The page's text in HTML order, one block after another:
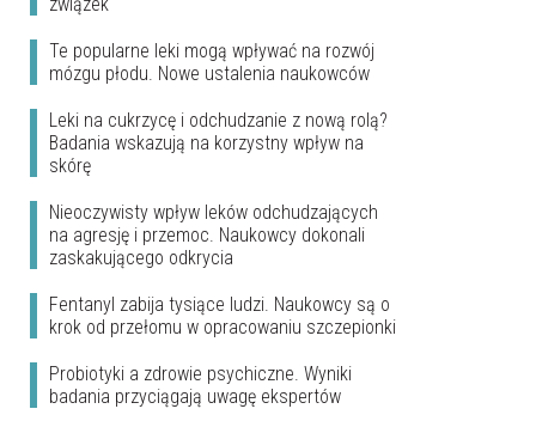
Te popularne leki mogą wpływać na rozwój
mózgu płodu. Nowe ustalenia naukowców
Leki na cukrzycę i odchudzanie z nową rolą?
Badania wskazują na korzystny wpływ na
skórę
Nieoczywisty wpływ leków odchudzających
na agresję i przemoc. Naukowcy dokonali
zaskakującego odkrycia
Fentanyl zabija tysiące ludzi. Naukowcy są o
krok od przełomu w opracowaniu szczepionki
Probiotyki a zdrowie psychiczne. Wyniki
badania przyciągają uwagę ekspertów